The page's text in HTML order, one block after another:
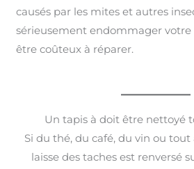
causés par les mites et autres
sérieusement endommager
être coûteux à réparer.
Un tapis à doit être nettoyé
Si du thé, du café, du vin ou
laisse des taches est renversé